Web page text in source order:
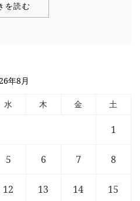
を読む
年8月
水 木 金 土
1
5 6 7 8
12 13 14 15